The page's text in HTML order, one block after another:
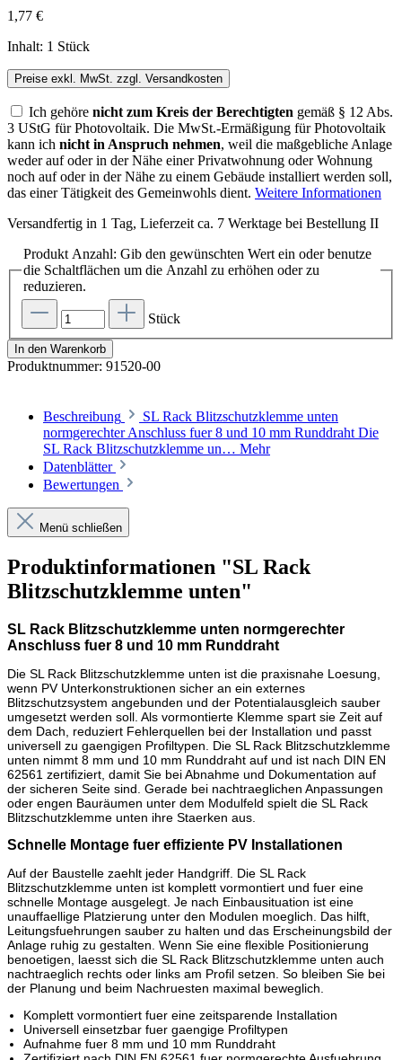
1,77 €
Inhalt: 1 Stück
Preise exkl. MwSt. zzgl. Versandkosten
Ich gehöre nicht zum Kreis der Berechtigten gemäß § 12 Abs.
3 UStG für Photovoltaik. Die MwSt.-Ermäßigung für Photovoltaik
kann ich nicht in Anspruch nehmen, weil die maßgebliche Anlage
weder auf oder in der Nähe einer Privatwohnung oder Wohnung
noch auf oder in der Nähe zu einem Gebäude installiert werden soll,
das einer Tätigkeit des Gemeinwohls dient. Weitere Informationen
Versandfertig in 1 Tag, Lieferzeit ca. 7 Werktage bei Bestellung II
Produkt Anzahl: Gib den gewünschten Wert ein oder benutze
die Schaltflächen um die Anzahl zu erhöhen oder zu
reduzieren.
Stück
In den Warenkorb
Produktnummer: 91520-00
Beschreibung
SL Rack Blitzschutzklemme unten
normgerechter Anschluss fuer 8 und 10 mm Runddraht Die
SL Rack Blitzschutzklemme un… Mehr
Datenblätter
Bewertungen
Menü schließen
Produktinformationen "SL Rack
Blitzschutzklemme unten"
SL Rack Blitzschutzklemme unten normgerechter
Anschluss fuer 8 und 10 mm Runddraht
Die SL Rack Blitzschutzklemme unten ist die praxisnahe Loesung,
wenn PV Unterkonstruktionen sicher an ein externes
Blitzschutzsystem angebunden und der Potentialausgleich sauber
umgesetzt werden soll. Als vormontierte Klemme spart sie Zeit auf
dem Dach, reduziert Fehlerquellen bei der Installation und passt
universell zu gaengigen Profiltypen. Die SL Rack Blitzschutzklemme
unten nimmt 8 mm und 10 mm Runddraht auf und ist nach DIN EN
62561 zertifiziert, damit Sie bei Abnahme und Dokumentation auf
der sicheren Seite sind. Gerade bei nachtraeglichen Anpassungen
oder engen Bauräumen unter dem Modulfeld spielt die SL Rack
Blitzschutzklemme unten ihre Staerken aus.
Schnelle Montage fuer effiziente PV Installationen
Auf der Baustelle zaehlt jeder Handgriff. Die SL Rack
Blitzschutzklemme unten ist komplett vormontiert und fuer eine
schnelle Montage ausgelegt. Je nach Einbausituation ist eine
unauffaellige Platzierung unter den Modulen moeglich. Das hilft,
Leitungsfuehrungen sauber zu halten und das Erscheinungsbild der
Anlage ruhig zu gestalten. Wenn Sie eine flexible Positionierung
benoetigen, laesst sich die SL Rack Blitzschutzklemme unten auch
nachtraeglich rechts oder links am Profil setzen. So bleiben Sie bei
der Planung und beim Nachruesten maximal beweglich.
Komplett vormontiert fuer eine zeitsparende Installation
Universell einsetzbar fuer gaengige Profiltypen
Aufnahme fuer 8 mm und 10 mm Runddraht